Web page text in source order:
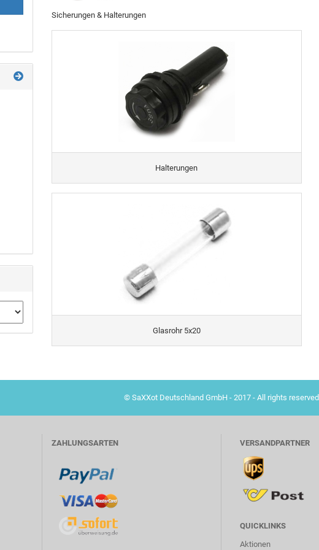
Sicherungen & Halterungen
Halterungen
Glasrohr 5x20
© SaXXot Deutschland GmbH - 2017 - All rights reserved
ZAHLUNGSARTEN VERSANDPARTNER
QUICKLINKS
Aktionen